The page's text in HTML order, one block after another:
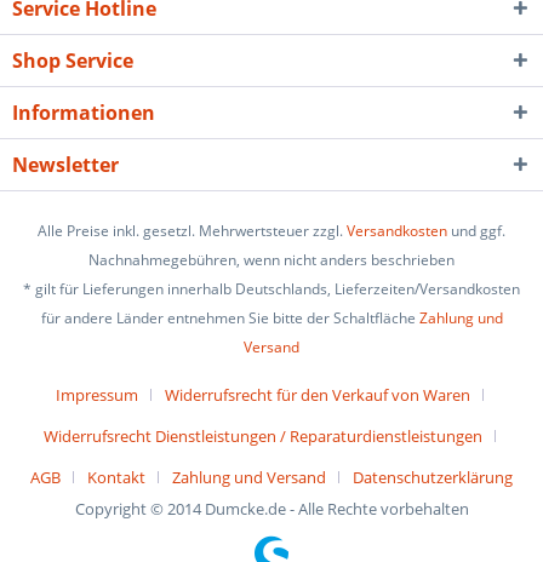
Service Hotline
Shop Service
Informationen
Newsletter
Alle Preise inkl. gesetzl. Mehrwertsteuer zzgl.Versandkosten und ggf.
Nachnahmegebühren, wenn nicht anders beschrieben
* gilt für Lieferungen innerhalb Deutschlands, Lieferzeiten/Versandkosten
für andere Länder entnehmen Sie bitte der Schaltfläche Zahlung und
Versand
Impressum
Widerrufsrecht für den Verkauf von Waren
Widerrufsrecht Dienstleistungen / Reparaturdienstleistungen
AGB
Kontakt Zahlung und Versand
Datenschutzerklärung
Copyright © 2014 Dumcke.de - Alle Rechte vorbehalten